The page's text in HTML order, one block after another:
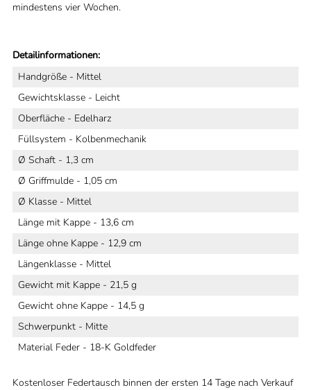
mindestens vier Wochen.
Detailinformationen:
Handgröße - Mittel
Gewichtsklasse - Leicht
Oberfläche - Edelharz
Füllsystem - Kolbenmechanik
Ø Schaft - 1,3 cm
Ø Griffmulde - 1,05 cm
Ø Klasse - Mittel
Länge mit Kappe - 13,6 cm
Länge ohne Kappe - 12,9 cm
Längenklasse - Mittel
Gewicht mit Kappe - 21,5 g
Gewicht ohne Kappe - 14,5 g
Schwerpunkt - Mitte
Material Feder - 18-K Goldfeder
Kostenloser Federtausch binnen der ersten 14 Tage nach Verkauf